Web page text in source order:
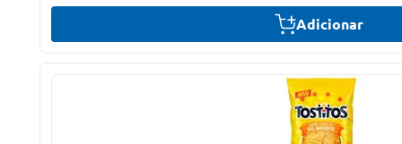
Adicionar